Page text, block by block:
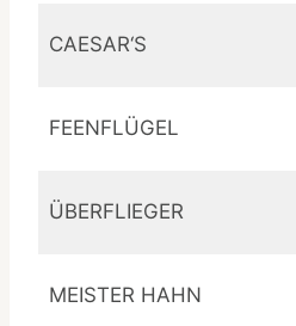
CAESAR‘S
FEENFLÜGEL
ÜBERFLIEGER
MEISTER HAHN